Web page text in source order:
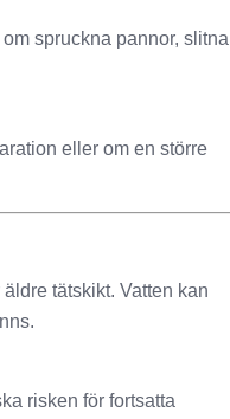
spruckna pannor, slitna
eller om en större
tätskikt. Vatten kan
risken för fortsatta